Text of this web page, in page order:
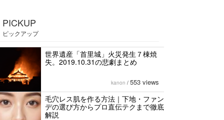
PICKUP
ピックアップ
世界遺産「首里城」火災発生７棟焼
失。2019.10.31の悲劇まとめ
kanon / 553 views
毛穴レス肌を作る方法｜下地・ファン
デの選び方からプロ直伝テクまで徹底
解説